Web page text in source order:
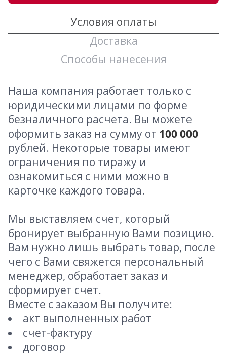
Условия оплаты
Доставка
Способы нанесения
Наша компания работает только с
юридическими лицами по форме
безналичного расчета. Вы можете
оформить заказ на сумму от 100 000
рублей. Некоторые товары имеют
ограничения по тиражу и
ознакомиться с ними можно в
карточке каждого товара.
Мы выставляем счет, который
бронирует выбранную Вами позицию.
Вам нужно лишь выбрать товар, после
чего с Вами свяжется персональный
менеджер, обработает заказ и
сформирует счет.
Вместе с заказом Вы получите:
акт выполненных работ
счет-фактуру
договор